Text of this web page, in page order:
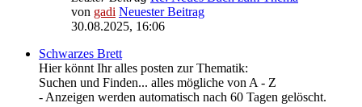
von gadi Neuester Beitrag
30.08.2025, 16:06
Schwarzes Brett
Hier könnt Ihr alles posten zur Thematik:
Suchen und Finden... alles mögliche von A - Z
- Anzeigen werden automatisch nach 60 Tagen gelöscht.